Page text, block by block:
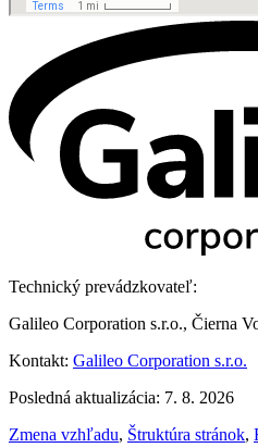
Technický prevádzkovateľ:
Galileo Corporation s.r.o., Čierna
Kontakt: Galileo Corporation s.r.o.
Posledná aktualizácia: 7. 8. 2026
Zmena vzhľadu, Štruktúra stránok,